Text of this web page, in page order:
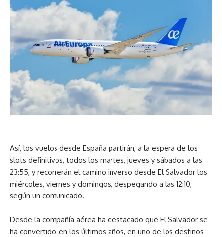
Así, los vuelos desde España partirán, a la espera de los
slots definitivos, todos los martes, jueves y sábados a las
23:55, y recorrerán el camino inverso desde El Salvador los
miércoles, viernes y domingos, despegando a las 12:10,
según un comunicado.
Desde la compañía aérea ha destacado que El Salvador se
ha convertido, en los últimos años, en uno de los destinos